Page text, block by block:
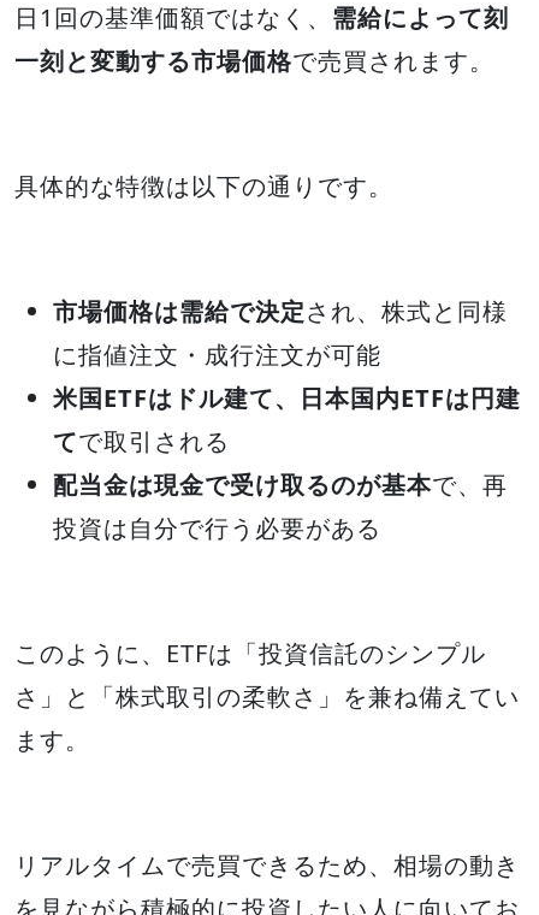
日1回の基準価額ではなく、 需給によって刻
一刻と変動する市場価格で売買されます。
具体的な特徴は以下の通りです。
市場価格は需給で決定され、株式と同様
に指値注文・成行注文が可能
米国ETFはドル建て、日本国内ETFは円建
てで取引される
配当金は現金で受け取るのが基本で、再
投資は自分で行う必要がある
このように、ETFは「投資信託のシンプル
さ」と「株式取引の柔軟さ」を兼ね備えてい
ます。
リアルタイムで売買できるため、相場の動き
を見ながら積極的に投資したい人に向いてお